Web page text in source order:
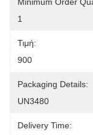
1
Τιμή:
900
Packaging Details:
UN3480
Delivery Time: